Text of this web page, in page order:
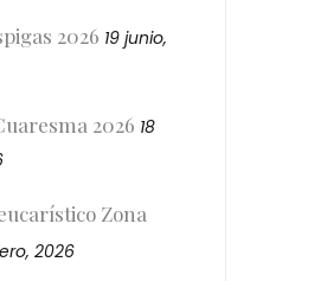
2026 19 junio,
2026 18
Zona
2026